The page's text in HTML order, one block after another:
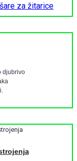
za žitarice
djubrivo